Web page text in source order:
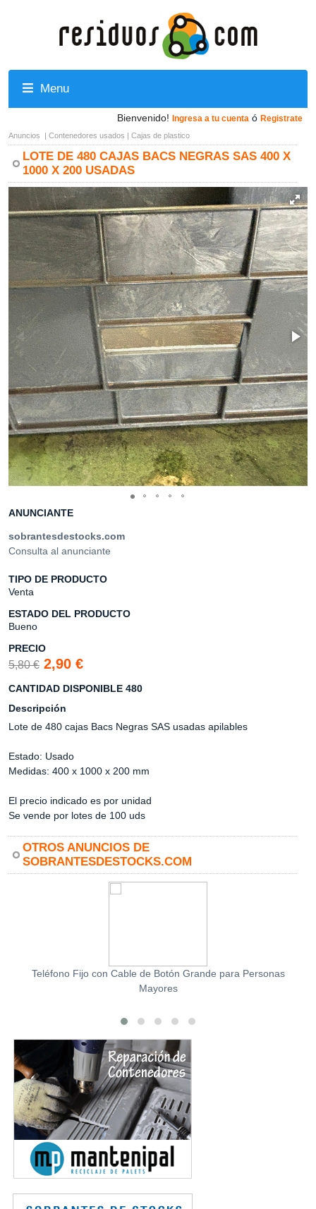
Menu
Bienvenido! Ingresa a tu cuenta ó Registrate
Anuncios | Contenedores usados | Cajas de plastico
LOTE DE 480 CAJAS BACS NEGRAS SAS 400 X
1000 X 200 USADAS
ANUNCIANTE
sobrantesdestocks.com
Consulta al anunciante
TIPO DE PRODUCTO
Venta
ESTADO DEL PRODUCTO
Bueno
PRECIO
5,80 € 2,90 €
CANTIDAD DISPONIBLE 480
Descripción
Lote de 480 cajas Bacs Negras SAS usadas apilables
Estado: Usado
Medidas: 400 x 1000 x 200 mm
El precio indicado es por unidad
Se vende por lotes de 100 uds
OTROS ANUNCIOS DE
SOBRANTESDESTOCKS.COM
Teléfono Fijo con Cable de Botón Grande para Personas
Mayores